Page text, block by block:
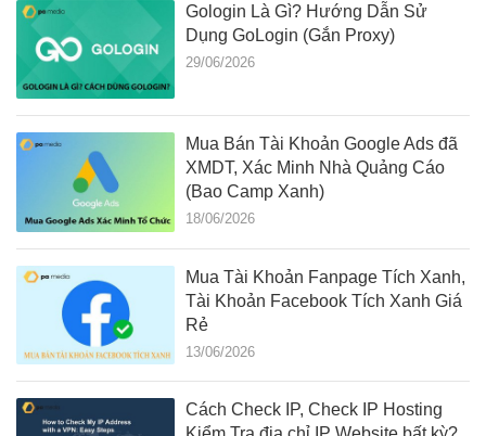
Gologin Là Gì? Hướng Dẫn Sử
Dụng GoLogin (Gắn Proxy)
29/06/2026
Mua Bán Tài Khoản Google Ads đã
XMDT, Xác Minh Nhà Quảng Cáo
(Bao Camp Xanh)
18/06/2026
Mua Tài Khoản Fanpage Tích Xanh,
Tài Khoản Facebook Tích Xanh Giá
Rẻ
13/06/2026
Cách Check IP, Check IP Hosting